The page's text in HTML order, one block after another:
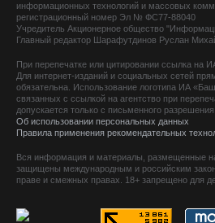
информационных технологий и массовых
регистрационный номер Эл № ФС77-88040
Учредитель Акционерное общество
Главный редактор Шарафутдинов Руслан
При перепечатке или цитировании ссылка на
Для интернет-изданий и социальных сетей
обязательна. Использование логотипа ИА
связанных с ссылкой на агентство при
допускается только с письменного
Об использовании персональных данных
Правила применения рекомендательных
Вся информация и материалы, размещенные
защищены международным и российским
праве и смежных правах. 18+ запрещено для